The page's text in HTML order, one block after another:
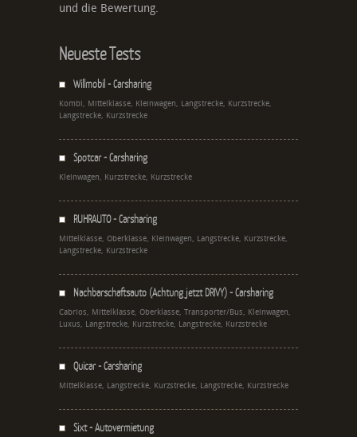
und die Bewertung.
Neueste Tests
Willmobil - Carsharing
Kombi, Mittelklasse, Kleinwagen, Langstrecke, Kurzstrecke,
Langstrecke, Kurzstrecke
Spotcar - Carsharing
Kleinwagen, Kurzstrecke, Kurzstrecke
RUHRAUTO - Carsharing
Mittelklasse, Oberklasse, Kleinwagen, Langstrecke, Kurzstrecke,
Langstrecke, Kurzstrecke
Nachbarschaftsauto (Achtung jetzt DRIVY) - Carsharing
Cabrios, Mittelklasse, Oberklasse, Transporter/Bus, Kleinwagen,
Luxus, Langstrecke, Kurzstrecke, Langstrecke, Kurzstrecke
Quicar - Carsharing
Mittelklasse, Langstrecke, Kurzstrecke, Langstrecke, Kurzstrecke
Sixt - Autovermietung